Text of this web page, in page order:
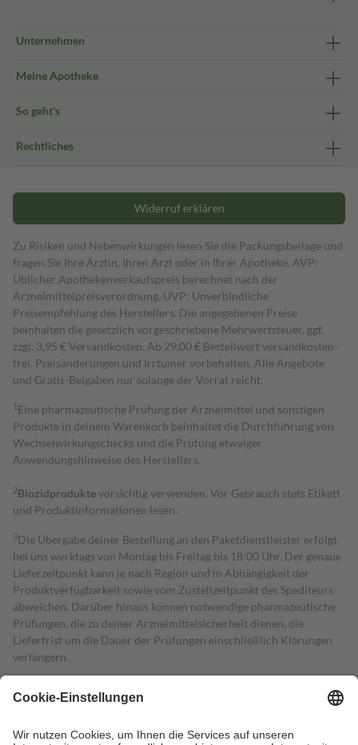
Unternehmen
Meine Apotheke
So geht's
Rechtliches
Widerruf erklären
Zu Risiken und Nebenwirkungen lesen Sie die Packungsbeilage und
fragen Sie Ihre Ärztin, Ihren Arzt oder in Ihrer Apotheke. AVP:
Üblicher Apothekenverkaufspreis berechnet nach der
Arzneimittelpreisverordnung. UVP: Unverbindliche
Preisempfehlung des Herstellers. Die angegebenen Preise
beinhalten die gesetzlich vorgeschriebene Mehrwertsteuer, ggf.
zzgl. 3,95 € Versandkosten. Ab 29,00 € Bestell­wert versand­kosten­
frei. Preisänderungen und Irrtümer vorbehalten. Alle Angebote
und Gratis-Beigaben nur solange der Vorrat reicht.
1 Eine pharmazeutische Prüfung der Arzneimittel und sonstigen
Produkte in deinem Warenkorb beinhaltet die Durchführung von
Wechselwirkungschecks und die Prüfung etwaiger
Anwendungshinweise des Herstellers.
2Biozidproduktevorsichtig verwenden. Vor Gebrauch stets Etikett
und Produktinformationen lesen.
3Die Übergabe deiner Bestellung an den Paketdienstleister erfolgt
bei uns werktags von Montag bis Freitag bis 18:00 Uhr. Der genaue
Lieferzeitpunkt kann je nach Region und in Abhängigkeit der
Produktverfügbarkeit sowie vom Zustellzeitpunkt des Spediteurs
abweichen. Darüber hinaus können notwendige pharmazeutische
Prüfungen, die zu deiner Arzneimittelsicherheit dienen, die
Lieferfrist um die Dauer der Prüfungen einschließlich Klärungen
verlängern.
Rezept aus und der Patient erhält sie in der Apotheke. Die
Kosten dafür, der Versicherte trägt einen Teil davon als Zuzahlung